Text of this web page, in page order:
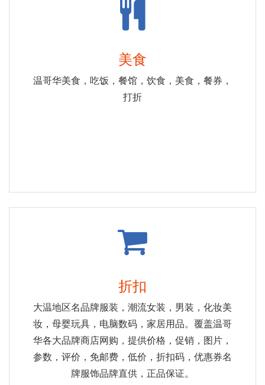
美食
温哥华美食，吃饭，餐馆，饮食，美食，餐券，
打折
折扣
大温地区名品牌服装，潮流女装，男装，化妆美
妆，母婴玩具，电脑数码，家居用品。覆盖温哥
华各大品牌商店网购，提供价格，促销，图片，
参数，评价，免邮费，低价，折扣码，优惠券名
牌服饰品牌直供，正品保证。